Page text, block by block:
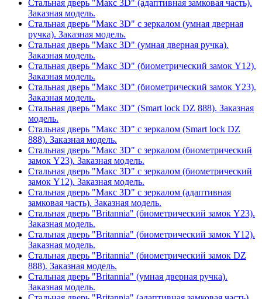
Стальная дверь "Макс 3D" (адаптивная замковая часть).
Заказная модель.
Стальная дверь "Макс 3D" с зеркалом (умная дверная
ручка). Заказная модель.
Стальная дверь "Макс 3D" (умная дверная ручка).
Заказная модель.
Стальная дверь "Макс 3D" (биометрический замок Y12).
Заказная модель.
Стальная дверь "Макс 3D" (биометрический замок Y23).
Заказная модель.
Стальная дверь "Макс 3D" (Smart lock DZ 888). Заказная
модель.
Стальная дверь "Макс 3D" с зеркалом (Smart lock DZ
888). Заказная модель.
Стальная дверь "Макс 3D" с зеркалом (биометрический
замок Y23). Заказная модель.
Стальная дверь "Макс 3D" с зеркалом (биометрический
замок Y12). Заказная модель.
Стальная дверь "Макс 3D" с зеркалом (адаптивная
замковая часть). Заказная модель.
Стальная дверь "Britannia" (биометрический замок Y23).
Заказная модель.
Стальная дверь "Britannia" (биометрический замок Y12).
Заказная модель.
Стальная дверь "Britannia" (биометрический замок DZ
888). Заказная модель.
Стальная дверь "Britannia" (умная дверная ручка).
Заказная модель.